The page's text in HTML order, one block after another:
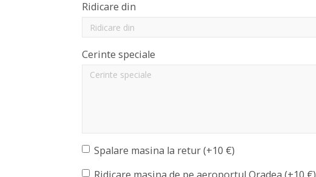
Ridicare din
Cerinte speciale
Spalare masina la retur (+10 €)